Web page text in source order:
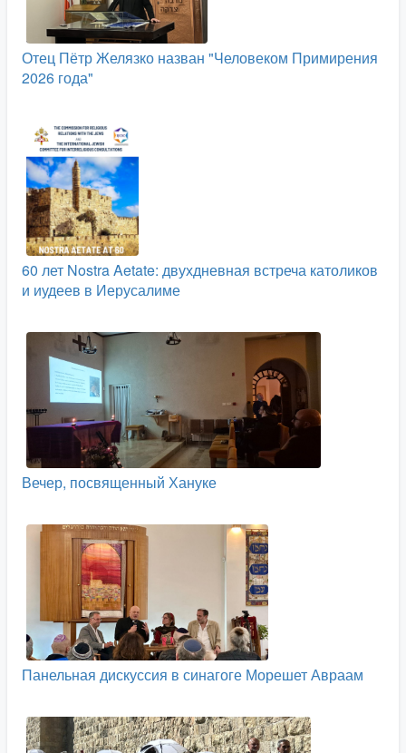
Отец Пётр Желязко назван "Человеком Примирения
2026 года"
60 лет Nostra Aetate: двухдневная встреча католиков
и иудеев в Иерусалиме
Вечер, посвященный Хануке
Панельная дискуссия в синагоге Морешет Авраам